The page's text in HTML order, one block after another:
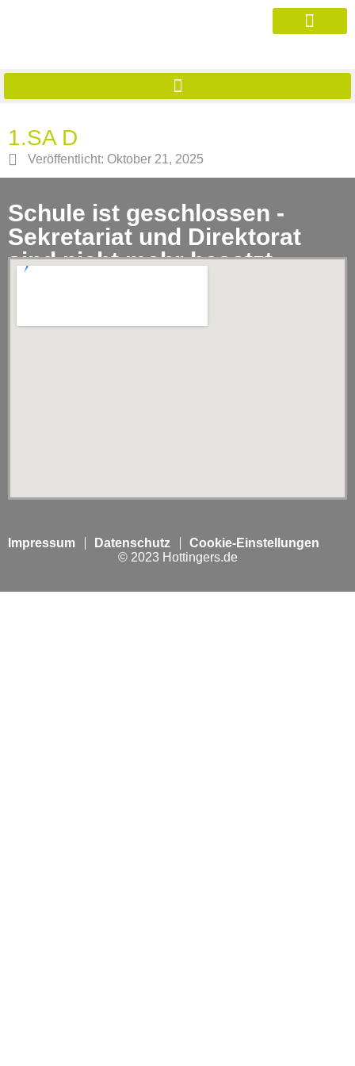
1.SA D
Veröffentlicht: Oktober 21, 2025
Schule ist geschlossen -
Sekretariat und Direktorat
sind nicht mehr besetzt.
Impressum Datenschutz
Cookie-Einstellungen
© 2023 Hottingers.de